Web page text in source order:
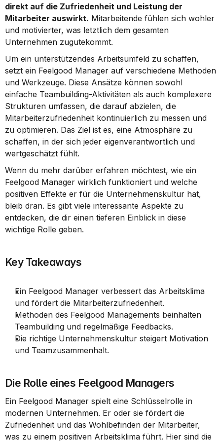
direkt auf die Zufriedenheit und Leistung der
Mitarbeiter auswirkt. Mitarbeitende fühlen sich wohler
und motivierter, was letztlich dem gesamten
Unternehmen zugutekommt.
Um ein unterstützendes Arbeitsumfeld zu schaffen,
setzt ein Feelgood Manager auf verschiedene Methoden
und Werkzeuge. Diese Ansätze können sowohl
einfache Teambuilding-Aktivitäten als auch komplexere
Strukturen umfassen, die darauf abzielen, die
Mitarbeiterzufriedenheit kontinuierlich zu messen und
zu optimieren. Das Ziel ist es, eine Atmosphäre zu
schaffen, in der sich jeder eigenverantwortlich und
wertgeschätzt fühlt.
Wenn du mehr darüber erfahren möchtest, wie ein
Feelgood Manager wirklich funktioniert und welche
positiven Effekte er für die Unternehmenskultur hat,
bleib dran. Es gibt viele interessante Aspekte zu
entdecken, die dir einen tieferen Einblick in diese
wichtige Rolle geben.
Key Takeaways
Ein Feelgood Manager verbessert das Arbeitsklima
und fördert die Mitarbeiterzufriedenheit.
Methoden des Feelgood Managements beinhalten
Teambuilding und regelmäßige Feedbacks.
Die richtige Unternehmenskultur steigert Motivation
und Teamzusammenhalt.
Die Rolle eines Feelgood Managers
Ein Feelgood Manager spielt eine Schlüsselrolle in
modernen Unternehmen. Er oder sie fördert die
Zufriedenheit und das Wohlbefinden der Mitarbeiter,
was zu einem positiven Arbeitsklima führt. Hier sind die